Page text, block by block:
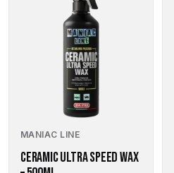
MANIAC LINE
CERAMIC ULTRA SPEED WAX